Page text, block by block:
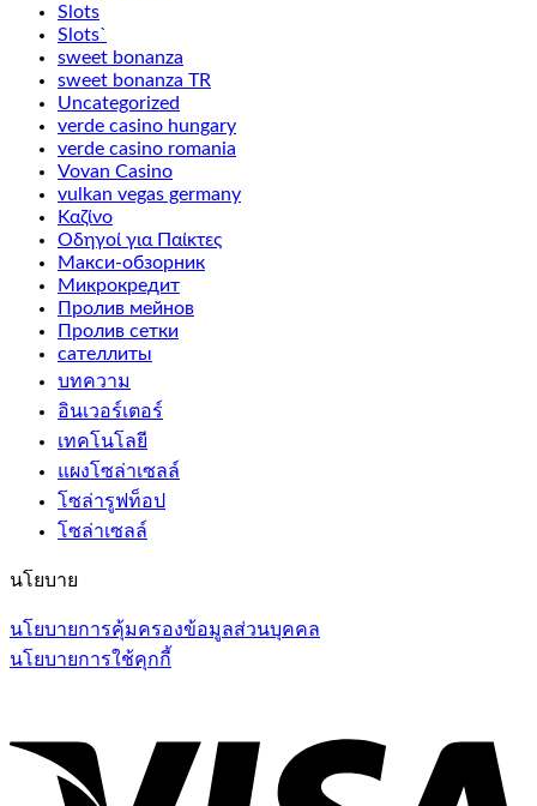
Slots
Slots`
sweet bonanza
sweet bonanza TR
Uncategorized
verde casino hungary
verde casino romania
Vovan Casino
vulkan vegas germany
Καζίνο
Οδηγοί για Παίκτες
Макси-обзорник
Микрокредит
Пролив мейнов
Пролив сетки
сателлиты
บทความ
อินเวอร์เตอร์
เทคโนโลยี
แผงโซล่าเซลล์
โซล่ารูฟท็อป
โซล่าเซลล์
นโยบาย
นโยบายการคุ้มครองข้อมูลส่วนบุคคล
นโยบายการใช้คุกกี้